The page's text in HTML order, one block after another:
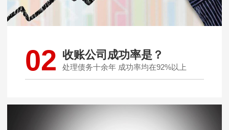
02 收账公司成功率是？
处理债务十余年 成功率均在92%以上